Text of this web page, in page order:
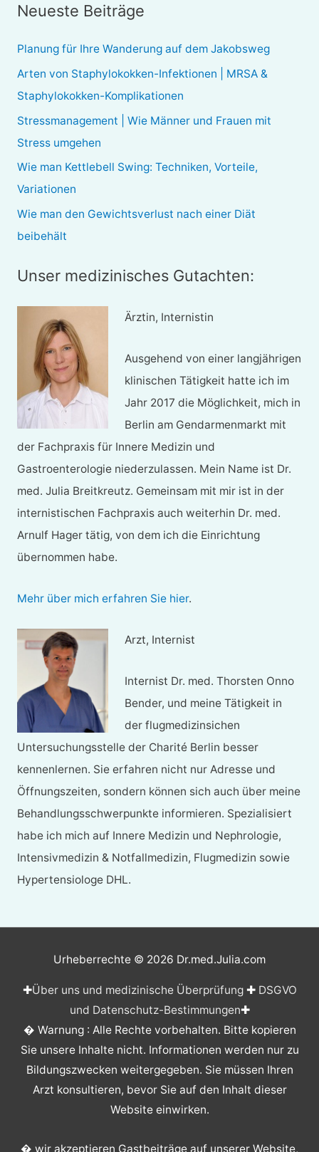
e
Neueste Beiträge
Planung für Ihre Wanderung auf dem Jakobsweg
Arten von Staphylokokken-Infektionen | MRSA &
Staphylokokken-Komplikationen
Stressmanagement | Wie Männer und Frauen mit
Stress umgehen
Wie man Kettlebell Swing: Techniken, Vorteile,
Variationen
Wie man den Gewichtsverlust nach einer Diät
beibehält
Unser medizinisches Gutachten:
Ärztin, Internistin
Ausgehend von einer langjährigen
klinischen Tätigkeit hatte ich im
Jahr 2017 die Möglichkeit, mich in
Berlin am Gendarmenmarkt mit
der Fachpraxis für Innere Medizin und
Gastroenterologie niederzulassen. Mein Name ist Dr.
med. Julia Breitkreutz. Gemeinsam mit mir ist in der
internistischen Fachpraxis auch weiterhin Dr. med.
Arnulf Hager tätig, von dem ich die Einrichtung
übernommen habe.
Mehr über mich erfahren Sie hier.
Arzt, Internist
Internist Dr. med. Thorsten Onno
Bender, und meine Tätigkeit in
der flugmedizinsichen
Untersuchungsstelle der Charité Berlin besser
kennenlernen. Sie erfahren nicht nur Adresse und
Öffnungszeiten, sondern können sich auch über meine
Behandlungsschwerpunkte informieren. Spezialisiert
habe ich mich auf Innere Medizin und Nephrologie,
Intensivmedizin & Notfallmedizin, Flugmedizin sowie
Hypertensiologe DHL.
Urheberrechte © 2026 Dr.med.Julia.com
✚Über uns und medizinische Überprüfung✚ DSGVO
und Datenschutz-Bestimmungen✚
� Warnung : Alle Rechte vorbehalten. Bitte kopieren
Sie unsere Inhalte nicht. Informationen werden nur zu
Bildungszwecken weitergegeben. Sie müssen Ihren
Arzt konsultieren, bevor Sie auf den Inhalt dieser
Website einwirken.
� wir akzeptieren Gastbeiträge auf unserer Website,